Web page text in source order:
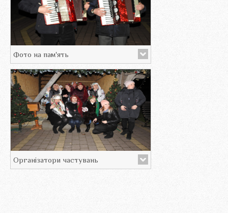
Фото на пам'ять
Організатори частувань